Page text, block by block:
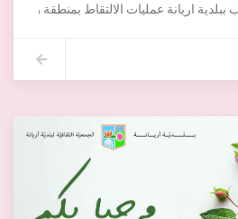
12 جوان 2023 حيث تم التقاط عدد05 كلاب سائبة كبيرة وعدد02 صغيرة تم ايداعهم بمركز التعقيم الجراحي للكلاب السائبة بالمنزه الثامن مع العلم وانه